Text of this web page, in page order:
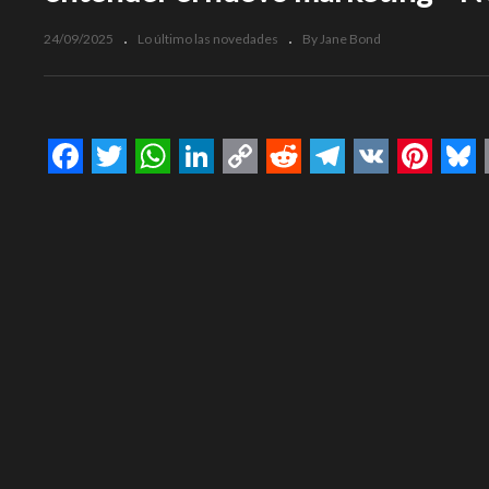
24/09/2025 Lo último las novedades By Jane Bond